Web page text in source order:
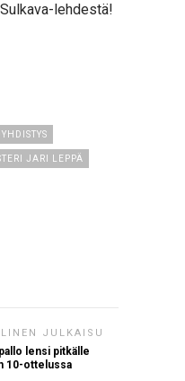
lehdestä!
JARI LEPPÄ
JULKAISU
lensi pitkälle
10-ottelussa